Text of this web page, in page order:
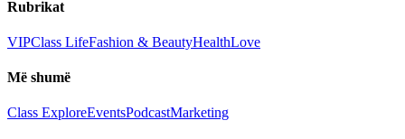
Rubrikat
VIPClass LifeFashion & BeautyHealthLove
Më shumë
Class ExploreEventsPodcastMarketing